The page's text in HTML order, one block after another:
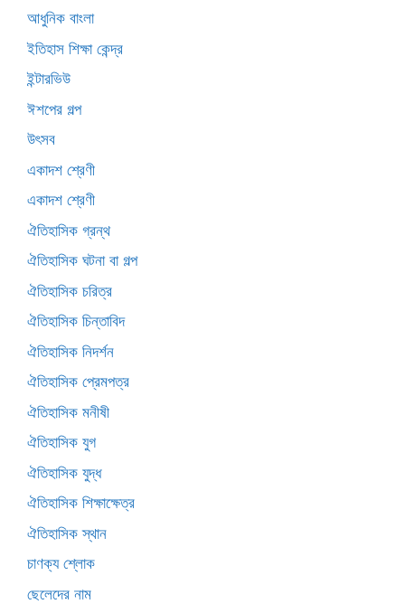
আধুনিক বাংলা
ইতিহাস শিক্ষা কেন্দ্র
ইন্টারভিউ
ঈশপের গল্প
উৎসব
একাদশ শ্রেণী
একাদশ শ্রেণী
ঐতিহাসিক গ্রন্থ
ঐতিহাসিক ঘটনা বা গল্প
ঐতিহাসিক চরিত্র
ঐতিহাসিক চিন্তাবিদ
ঐতিহাসিক নিদর্শন
ঐতিহাসিক প্রেমপত্র
ঐতিহাসিক মনীষী
ঐতিহাসিক যুগ
ঐতিহাসিক যুদ্ধ
ঐতিহাসিক শিক্ষাক্ষেত্র
ঐতিহাসিক স্থান
চাণক্য শ্লোক
ছেলেদের নাম